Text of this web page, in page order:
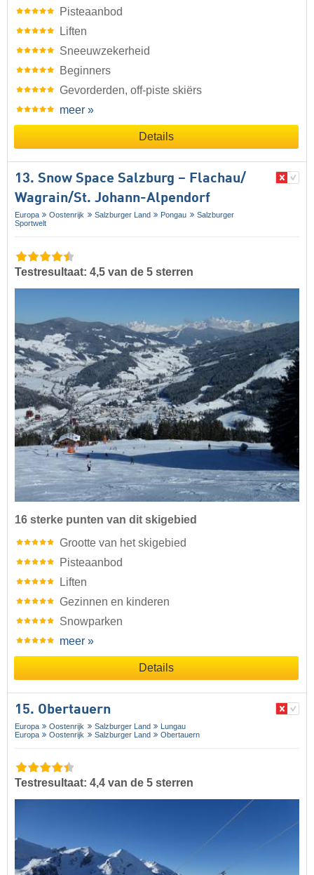
Pisteaanbod
Liften
Sneeuwzekerheid
Beginners
Gevorderden, off-piste skiërs
meer »
Details
13. Snow Space Salzburg – Flachau/​
Wagrain/​St. Johann-Alpendorf
Europa Oostenrijk Salzburger Land Pongau
Salzburger
Sportwelt
Testresultaat: 4,5 van de 5 sterren
16 sterke punten van dit skigebied
Grootte van het skigebied
Pisteaanbod
Liften
Gezinnen en kinderen
Snowparken
meer »
Details
15. Obertauern
Europa Oostenrijk Salzburger Land
Lungau
Europa
Oostenrijk Salzburger Land Obertauern
Testresultaat: 4,4 van de 5 sterren